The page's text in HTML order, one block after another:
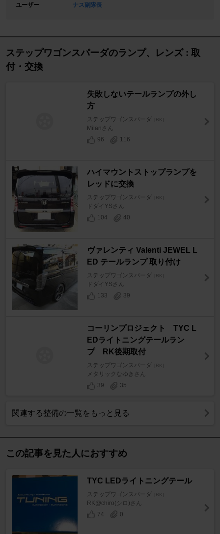
ユーザー
ナス副隊長
ステップワゴンスパーダのランプ、レンズ : 取
付・交換
失敗しないテールランプの外し
方
ステップワゴンスパーダ [RK]
Milanさん
96
116
ハイマウントストップランプを
レッドに交換
ステップワゴンスパーダ [RK]
ドダイYSさん
104
40
ヴァレンティ Valenti JEWEL L
ED テールランプ 取り付け
ステップワゴンスパーダ [RK]
ドダイYSさん
133
39
コーリンプロジェクト TYC L
EDライトニングテールラン
プ RK後期取付
ステップワゴンスパーダ [RK]
メタリックなゆきさん
39
35
関連する整備の一覧をもっと見る
この記事を見た人におすすめ
TYC LEDライトニングテール
ステップワゴンスパーダ [RK]
RK@chiro(シロ)さん
74
0